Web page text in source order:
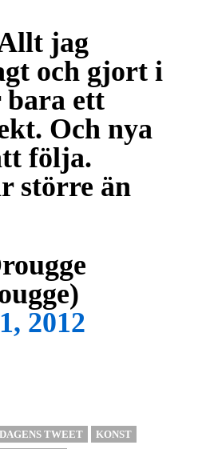
jag
och gjort i
bara ett
Och nya
följa.
större än
2012
DAGENS TWEET
KONST